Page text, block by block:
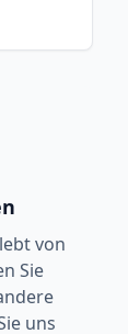
von
Sie
uns